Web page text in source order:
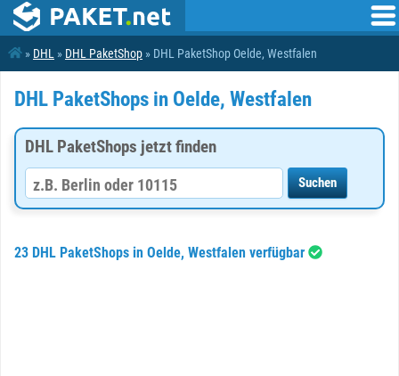
» DHL » DHL PaketShop » DHL PaketShop Oelde, Westfalen
DHL PaketShops in Oelde, Westfalen
DHL PaketShops jetzt finden
23 DHL PaketShops in Oelde, Westfalen verfügbar